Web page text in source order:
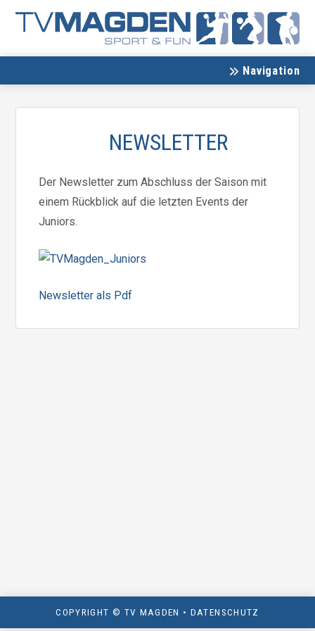
Navigation
NEWSLETTER
Der Newsletter zum Abschluss der Saison mit
einem Rückblick auf die letzten Events der
Juniors.
Newsletter als Pdf
COPYRIGHT © TV MAGDEN • DATENSCHUTZ